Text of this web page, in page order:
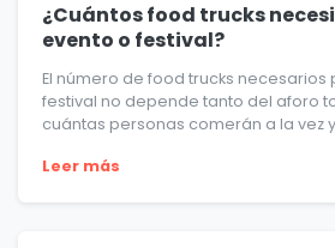
¿Cuántos food trucks
evento o festival?
El número de food trucks necesarios
festival no depende tanto del aforo
cuántas personas comerán a la vez
Leer más